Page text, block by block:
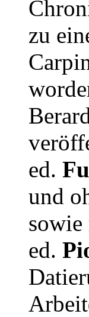
zu
ed.
und
ed.